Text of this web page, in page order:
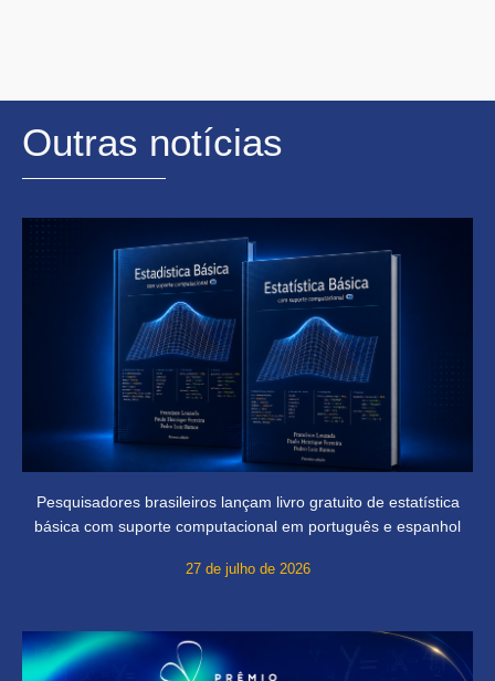
Outras notícias
Pesquisadores brasileiros lançam livro gratuito de estatística
básica com suporte computacional em português e espanhol
27 de julho de 2026